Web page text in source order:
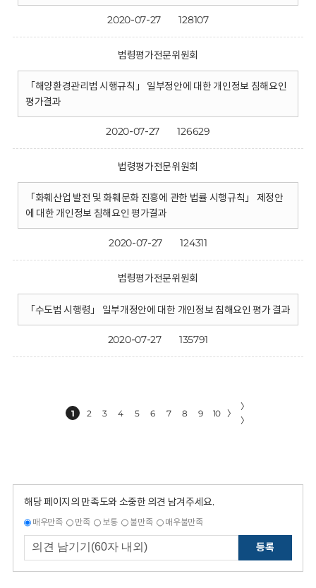
2020-07-27 128107
법령평가전문위원회
「해양환경관리법 시행규칙」 일부정안에 대한 개인정보 침해요인
평가결과
2020-07-27 126629
법령평가전문위원회
「화훼산업 발전 및 화훼문화 진흥에 관한 법률 시행규칙」 제정안
에 대한 개인정보 침해요인 평가결과
2020-07-27 124311
법령평가전문위원회
「수도법 시행령」 일부개정안에 대한 개인정보 침해요인 평가 결과
2020-07-27 135791
1 2 3 4 5 6 7 8 9 10 〉
〉
〉
해당 페이지의 만족도와 소중한 의견 남겨주세요.
매우만족 만족 보통 불만족 매우불만족
등록